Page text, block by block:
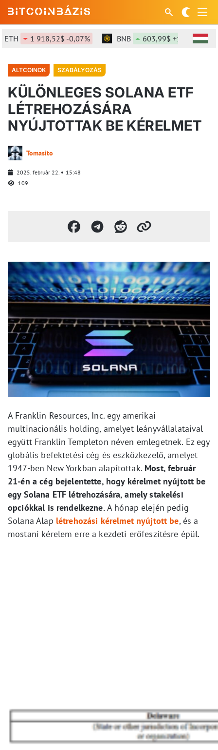
1 918,52$ -0,07% BNB 603,99$ +1,56%
ALTCOINOK SZABÁLYOZÁS
KÜLÖNLEGES SOLANA ETF
LÉTREHOZÁSÁRA
NYÚJTOTTAK BE KÉRELMET
Tomasito
2025. február 22.
15:48
109
A Franklin Resources, Inc. egy amerikai
multinacionális holding, amelyet leányvállalataival
együtt Franklin Templeton néven emlegetnek. Ez egy
globális befektetési cég és eszközkezelő, amelyet
1947-ben New Yorkban alapítottak. Most, február
21-én a cég bejelentette, hogy kérelmet nyújtott be
egy Solana ETF létrehozására, amely stakelési
opciókkal is rendelkezne.A hónap elején pedig
Solana Alap létrehozási kérelmet nyújtott be, és a
mostani kérelem erre a kezdeti erőfeszítésre épül.